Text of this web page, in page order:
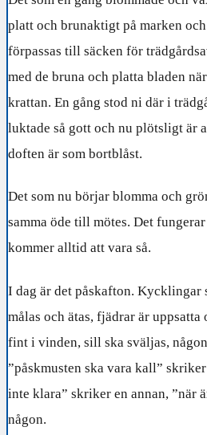
platt och brunaktigt på marken
förpassas till säcken för
med de bruna och platta bladen
krattan. En gång stod ni där i
luktade så gott och nu plötsligt är
doften är som bortblåst.
Det som nu börjar blomma och
samma öde till mötes. Det
kommer alltid att vara så.
I dag är det påskafton. Kycklingar
målas och ätas, fjädrar är
fint i vinden, sill ska sväljas,
”påskmusten ska vara kall”
inte klara” skriker en annan, ”när
någon.